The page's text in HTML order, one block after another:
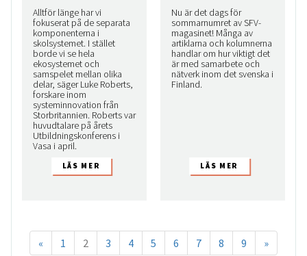
Alltför länge har vi
fokuserat på de separata
komponenterna i
skolsystemet. I stället
borde vi se hela
ekosystemet och
samspelet mellan olika
delar, säger Luke Roberts,
forskare inom
systeminnovation från
Storbritannien. Roberts var
huvudtalare på årets
Utbildningskonferens i
Vasa i april.
Nu är det dags för
sommarnumret av SFV-
magasinet! Många av
artiklarna och kolumnerna
handlar om hur viktigt det
är med samarbete och
nätverk inom det svenska i
Finland.
« 1 2 3 4 5 6 7 8 9 »